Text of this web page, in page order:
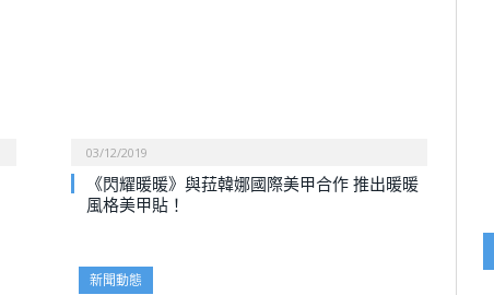
03/12/2019
《閃耀暖暖》與菈韓娜國際美甲合作 推出暖暖
風格美甲貼！
新聞動態